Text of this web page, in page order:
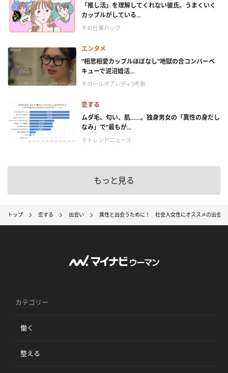
「推し活」を理解してくれない彼氏。うまくいく
カップルがしている...
＃お仕事ハック
エンタメ
“相思相愛カップルほぼなし”地獄の合コンバーベ
キューで泥沼婚活...
＃ガールオアレディ3考察
恋する
ムダ毛、匂い、肌……。独身男女の「異性の身だし
なみ」で“最もが...
＃トレンドニュース
もっと見る
トップ 恋する 出会い 異性と出会うために！ 社会人女性にオススメの出会い
カテゴリー
働く
整える